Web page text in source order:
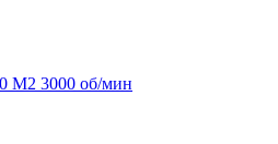
М2 3000 об/мин